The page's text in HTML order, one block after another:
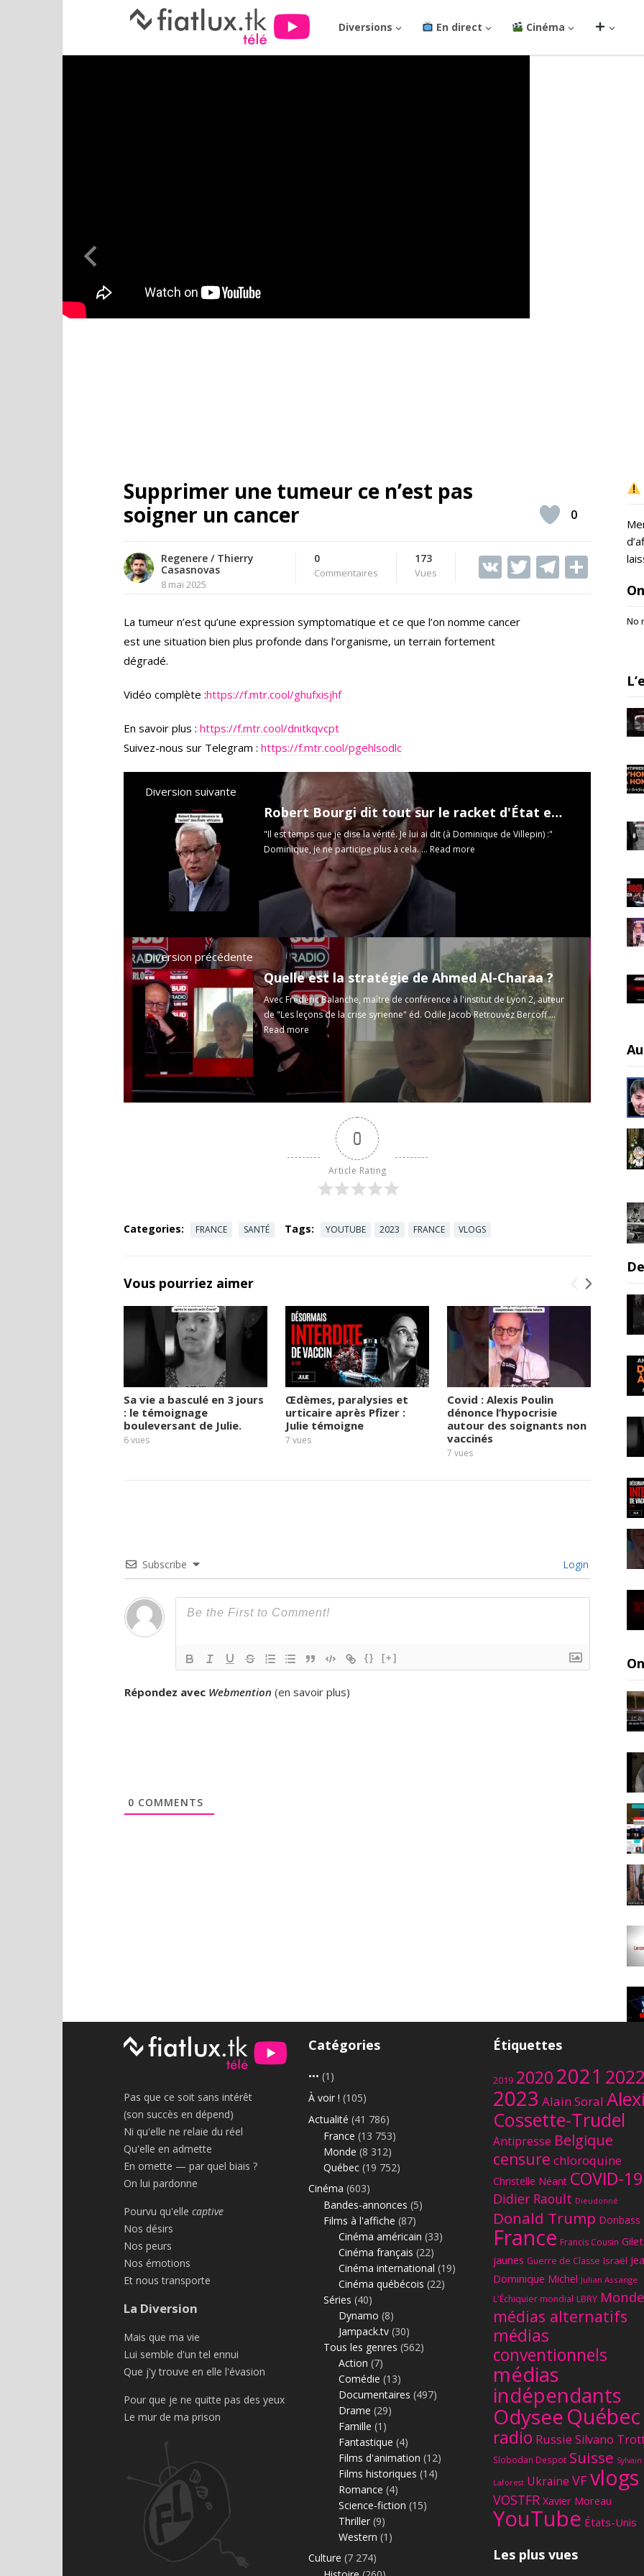
Diversions En direct Cinéma
Supprimer une tumeur ce n’est pas
soigner un cancer
Regenere / Thierry
Casasnovas
8 mai 2025
0
Commentaires
173
Vues V T T
0
La tumeur n’est qu’une expression symptomatique et ce que l’on nomme cancer
est une situation bien plus profonde dans l’organisme, un terrain fortement
dégradé.
Vidéo complète :https://f.mtr.cool/ghufxisjhf
En savoir plus : https://f.mtr.cool/dnitkqvcpt
Suivez-nous sur Telegram : https://f.mtr.cool/pgehlsodlc
Diversion suivante
Robert Bourgi dit tout sur le racket d'État en Afrique
"Il est temps que je dise la vérité. Je lui ai dit (à Dominique de Villepin) :"
Dominique, je ne participe plus à cela. ... Read more
Diversion précédente
Quelle est la stratégie de Ahmed Al-Charaa ?
Avec Frédéric Balanche, maître de conférence à l'institut de Lyon 2, auteur
de "Les leçons de la crise syrienne" éd. Odile Jacob Retrouvez Bercoff ...
Read more
0
Article Rating
Categories: FRANCE SANTÉ Tags: YOUTUBE 2023 FRANCE VLOGS
Vous pourriez aimer
Sa vie a basculé en 3 jours
: le témoignage
bouleversant de Julie.
6vues
Œdèmes, paralysies et
urticaire après Pfizer :
Julie témoigne
7 vues
Covid : Alexis Poulin
dénonce l’hypocrisie
autour des soignants non
vaccinés
7 vues
Subscribe Login
{} [+]
Répondez avec Webmention (en savoir plus)
0 COMMENTS
No
Pas que ce soit sans intérêt
(son succès en dépend)
Ni qu'elle ne relaie du réel
Qu'elle en admette
En omette — par quel biais ?
On lui pardonne
Pourvu qu'elle captive
Nos désirs
Nos peurs
Nos émotions
Et nous transporte
La Diversion
Mais que ma vie
Lui semble d'un tel ennui
Que j'y trouve en elle l'évasion
Pour que je ne quitte pas des yeux
Le mur de ma prison
Catégories
••• (1)
À voir ! (105)
Actualité (41 786)
France (13 753)
Monde (8 312)
Québec (19 752)
Cinéma (603)
Bandes-annonces (5)
Films à l'affiche (87)
Cinéma américain (33)
Cinéma français (22)
Cinéma international (19)
Cinéma québécois (22)
Séries (40)
Dynamo (8)
Jampack.tv (30)
Tous les genres (562)
Action (7)
Comédie (13)
Documentaires (497)
Drame (29)
Famille (1)
Fantastique (4)
Films d'animation (12)
Films historiques (14)
Romance (4)
Science-fiction (15)
Thriller (9)
Western (1)
Culture (7 274)
Étiquettes
2019 20202021 2022
2023 Alain Soral
Cossette-Trudel
Antipresse Belgique
censure chloroquine
Christelle Néant COVID-19
Didier Raoult Dieudonné
Donald Trump Donbass
France Francis Cousin
jaunes Guerre de Classe Israël
Dominique Michel Julian Assange
L'Échiquier mondial LBRY Monde
médias alternatifs
médias
conventionnels
médias
indépendants
OdyseeQuébec
radio Russie Silvano
Slobodan Despot Suisse Sylvain
Laforest Ukraine VFvlogs
VOSTFR Xavier Moreau
YouTube États-Unis
Les plus vues